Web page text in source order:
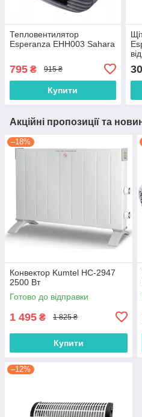
Тепловентилятор
Esperanza EHH003 Sahara
795 ₴ 915 ₴
Купити
Акційні пропозиції та
–18%
Конвектор Kumtel HC-2947
2500 Вт
Готово до відправки
1 495 ₴ 1 825 ₴
Купити
–12%